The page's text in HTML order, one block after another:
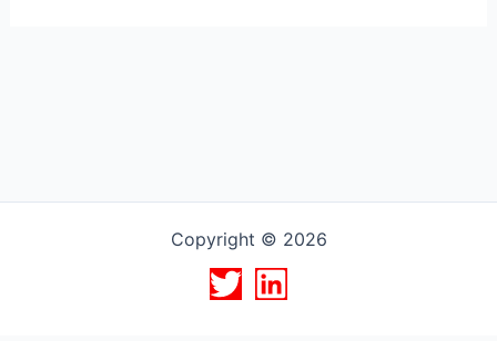
Copyright © 2026